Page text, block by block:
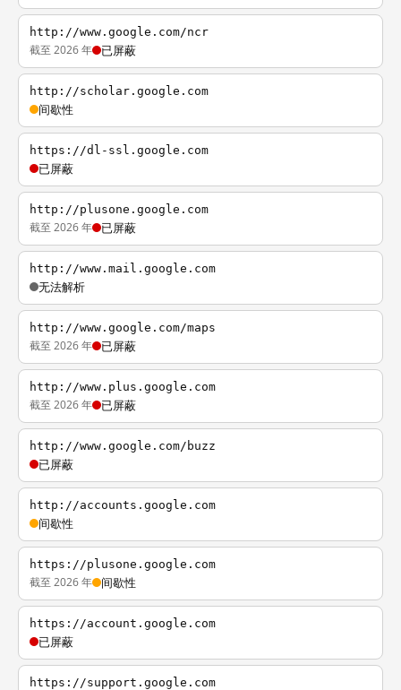
http://www.google.com/ncr
截至 2026 年 已屏蔽
http://scholar.google.com
间歇性
https://dl-ssl.google.com
已屏蔽
http://plusone.google.com
截至 2026 年 已屏蔽
http://www.mail.google.com
无法解析
http://www.google.com/maps
截至 2026 年 已屏蔽
http://www.plus.google.com
截至 2026 年 已屏蔽
http://www.google.com/buzz
已屏蔽
http://accounts.google.com
间歇性
https://plusone.google.com
截至 2026 年 间歇性
https://account.google.com
已屏蔽
https://support.google.com